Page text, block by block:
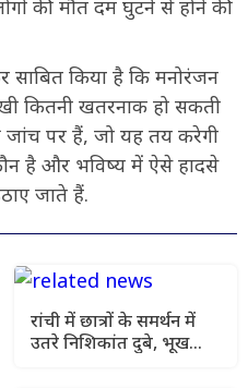
की मौत दम घुटने से होने की
साबित किया है कि मनोरंजन
कितनी खतरनाक हो सकती
जांच पर हैं, जो यह तय करेगी
है और भविष्य में ऐसे हादसे
जाते हैं.
रांची में छात्रों के समर्थन में
उतरे निशिकांत दुबे, भूख